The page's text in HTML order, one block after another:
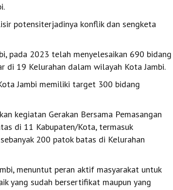
potensiterjadinya konflik dan sengketa
pada 2023 telah menyelesaikan 690 bidang
19 Kelurahan dalam wilayah Kota Jambi.
Jambi memiliki target 300 bidang
kegiatan Gerakan Bersama Pemasangan
di 11 Kabupaten/Kota, termasuk
200 patok batas di Kelurahan
menuntut peran aktif masyarakat untuk
yang sudah bersertifikat maupun yang